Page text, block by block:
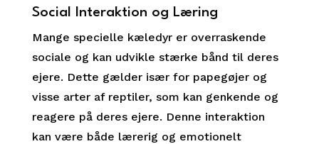
Social Interaktion og Læring
Mange specielle kæledyr er overraskende
sociale og kan udvikle stærke bånd til deres
ejere. Dette gælder især for papegøjer og
visse arter af reptiler, som kan genkende og
reagere på deres ejere. Denne interaktion
kan være både lærerig og emotionelt